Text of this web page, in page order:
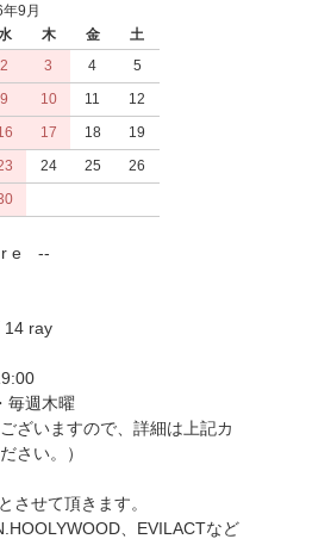
9月
木 金
土
2 3 4
5
9 10 11
12
17 18
19
24 25
26
r e --
14 ray
毎週木曜
ざいますので、詳細は上記カ
さい。）
させて頂きます。
、EVILACTなど